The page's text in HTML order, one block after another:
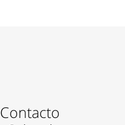
Contacto